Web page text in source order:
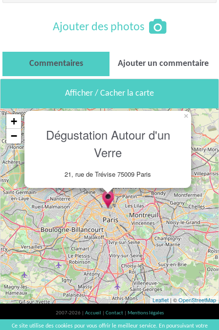
Ajouter des photos
Commentaires Ajouter un commentaire
Afficher / Cacher la carte
Dégustation Autour d'un
Verre
21, rue de Trévise 75009 Paris
×
+
−
Leaflet | ©OpenStreetMap
2007-2026 | Accueil Contact
Mentions légales
L'abus d'alcool est dangereux pour la santé, à consommer avec modération. |
Ce site utilise des cookies pour vous offrir le meilleur service. En poursuivant votre